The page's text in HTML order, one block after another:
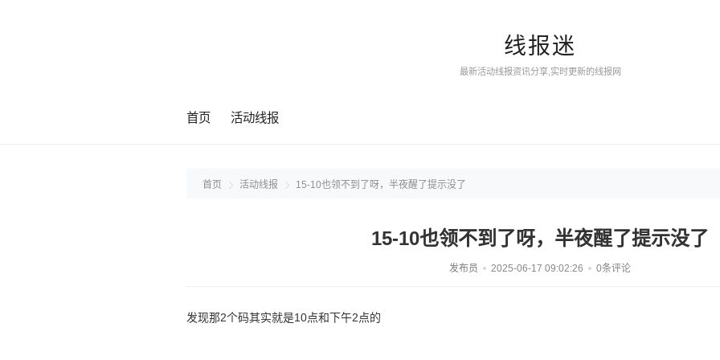
线报迷
最新活动线报资讯分享,实时更新的线报网
首页 活动线报
首页 活动线报 15-10也领不到了呀，半夜醒了提示没了
15-10也领不到了呀，半夜醒了提示没了
发布员 2025-06-17 09:02:26 0条评论
发现那2个码其实就是10点和下午2点的